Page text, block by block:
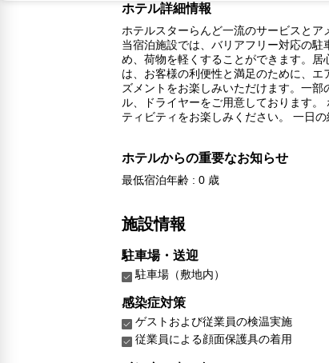
ホテル詳細情報
ホテルスターらんど一流のサービスと
当宿泊施設では、バリアフリー対応の
め、荷物を軽くすることができます。
は、お客様の利便性と満足のために、
ズメントをお楽しみいただけます。一
ル、ドライヤーをご用意しております
ティビティをお楽しみください。 一日
ホテルからの重要なお知らせ
最低宿泊年齢 : 0 歳
施設情報
駐車場・送迎
駐車場（敷地内）
感染症対策
ゲストおよび従業員の検温実施
従業員による顔面保護具の着用